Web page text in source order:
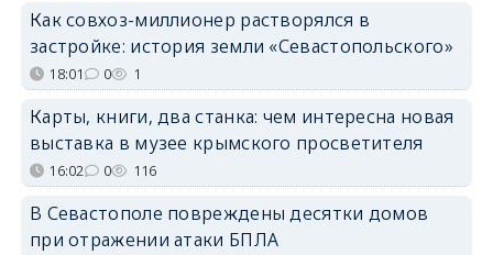
Как совхоз-миллионер растворялся в
застройке: история земли «Севастопольского»
18:01 0 1
Карты, книги, два станка: чем интересна новая
выставка в музее крымского просветителя
16:02 0 116
В Севастополе повреждены десятки домов
при отражении атаки БПЛА